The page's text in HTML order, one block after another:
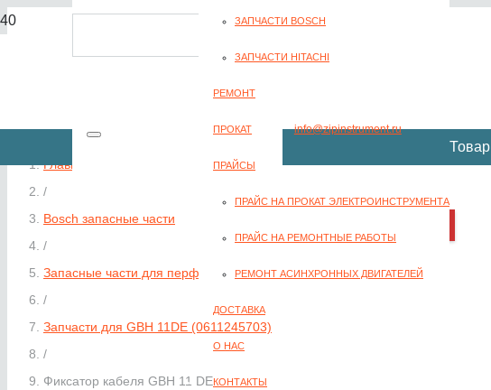
info@zipinstrument.ru
ЗАПЧАСТИ BOSCH
ЗАПЧАСТИ HITACHI
РЕМОНТ
ПРОКАТ
ПРАЙСЫ
ПРАЙС НА ПРОКАТ ЭЛЕКТРОИНСТРУМЕНТА
ПРАЙС НА РЕМОНТНЫЕ РАБОТЫ
РЕМОНТ АСИНХРОННЫХ ДВИГАТЕЛЕЙ
ДОСТАВКА
О НАС
КОНТАКТЫ
Товар
Главная
/
Bosch запасные части
/
Запасные части для перфораторов Bosch
/
Запчасти для GBH 11DE (0611245703)
/
Фиксатор кабеля GBH 11 DE